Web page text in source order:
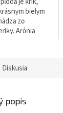
bielym
zo
Arónia
g. Ovocie má...
Diskusia
popis